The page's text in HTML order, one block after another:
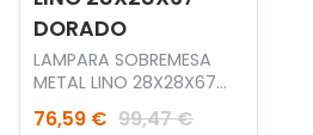
DORADO
LAMPARA SOBREMESA
METAL LINO 28X28X67
DORADO
76,59 € 99,47 €